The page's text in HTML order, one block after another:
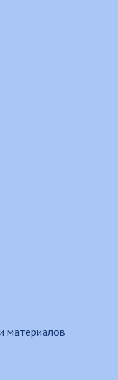
материалов